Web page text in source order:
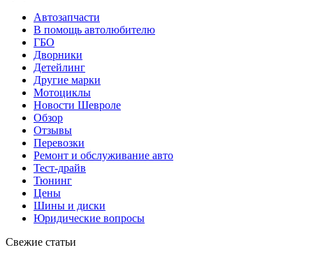
Автозапчасти
В помощь автолюбителю
ГБО
Дворники
Детейлинг
Другие марки
Мотоциклы
Новости Шевроле
Обзор
Отзывы
Перевозки
Ремонт и обслуживание авто
Тест-драйв
Тюнинг
Цены
Шины и диски
Юридические вопросы
Свежие статьи